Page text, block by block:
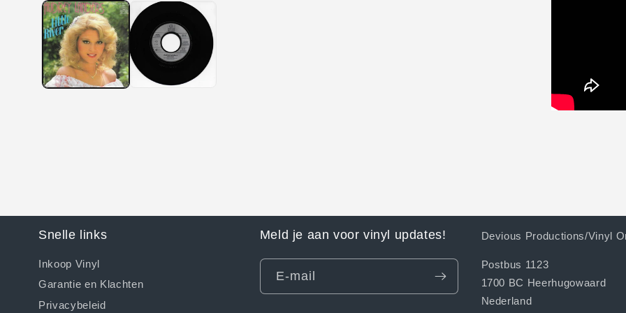
openen
modaal
Snelle links
Inkoop Vinyl
Garantie en Klachten
Privacybeleid
Meld je aan voor vinyl updates!
E‑mail
Devious Productions/Vinyl
Postbus 1123
1700 BC Heerhugowaard
Nederland